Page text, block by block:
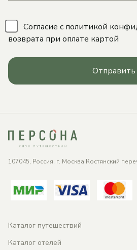
Согласие с политикой
возврата при оплате картой
Отправить
107045, Россия, г. Москва Костянский
Каталог путешествий
Каталог отелей